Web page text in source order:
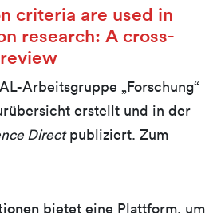
criteria are used in
research: A cross-
Arbeitsgruppe „Forschung“
erstellt und in der
Directpubliziert. Zum
bietet eine Plattform, um